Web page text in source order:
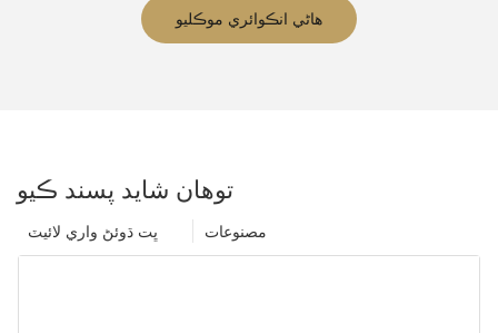
هاڻي انڪوائري موڪليو
توهان شايد پسند ڪيو
مصنوعات ڀت ڌوئڻ واري لائيٽ